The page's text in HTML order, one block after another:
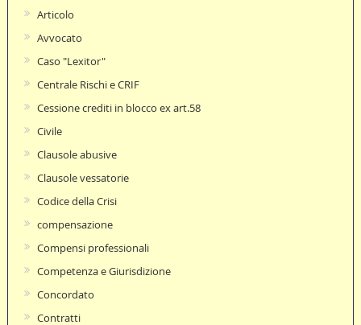
Articolo
Avvocato
Caso "Lexitor"
Centrale Rischi e CRIF
Cessione crediti in blocco ex art.58
Civile
Clausole abusive
Clausole vessatorie
Codice della Crisi
compensazione
Compensi professionali
Competenza e Giurisdizione
Concordato
Contratti